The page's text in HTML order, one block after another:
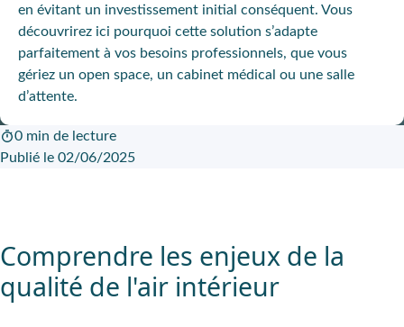
en évitant un investissement initial conséquent. Vous
découvrirez ici pourquoi cette solution s’adapte
parfaitement à vos besoins professionnels, que vous
gériez un open space, un cabinet médical ou une salle
d’attente.
0 min de lecture
Publié le 02/06/2025
Comprendre les enjeux de la
qualité de l'air intérieur